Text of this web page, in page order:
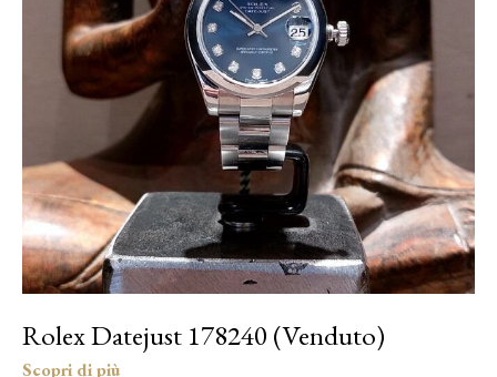
Rolex Datejust 178240 (Venduto)